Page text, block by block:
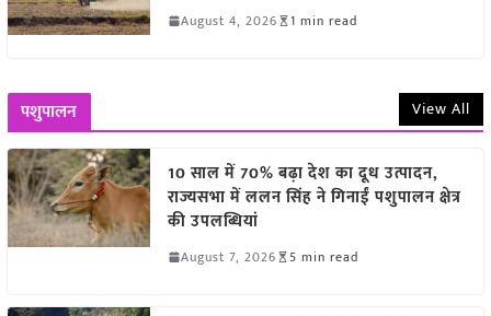
August 4, 2026 1 min read
पशुपालन View All
10 साल में 70% बढ़ा देश का दूध उत्पादन,
राज्यसभा में ललन सिंह ने गिनाईं पशुपालन क्षेत्र
की उपलब्धियां
August 7, 2026 5 min read